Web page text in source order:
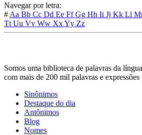
Navegar por letra:
# Aa Bb Cc Dd Ee FfGg Hh Ii Jj Kk Ll
Tt Uu Vv Ww XxYy Zz
Somos uma biblioteca de palavras da
com mais de 200 mil palavras e expressões
Sinônimos
Destaque do dia
Antônimos
Blog
Nomes